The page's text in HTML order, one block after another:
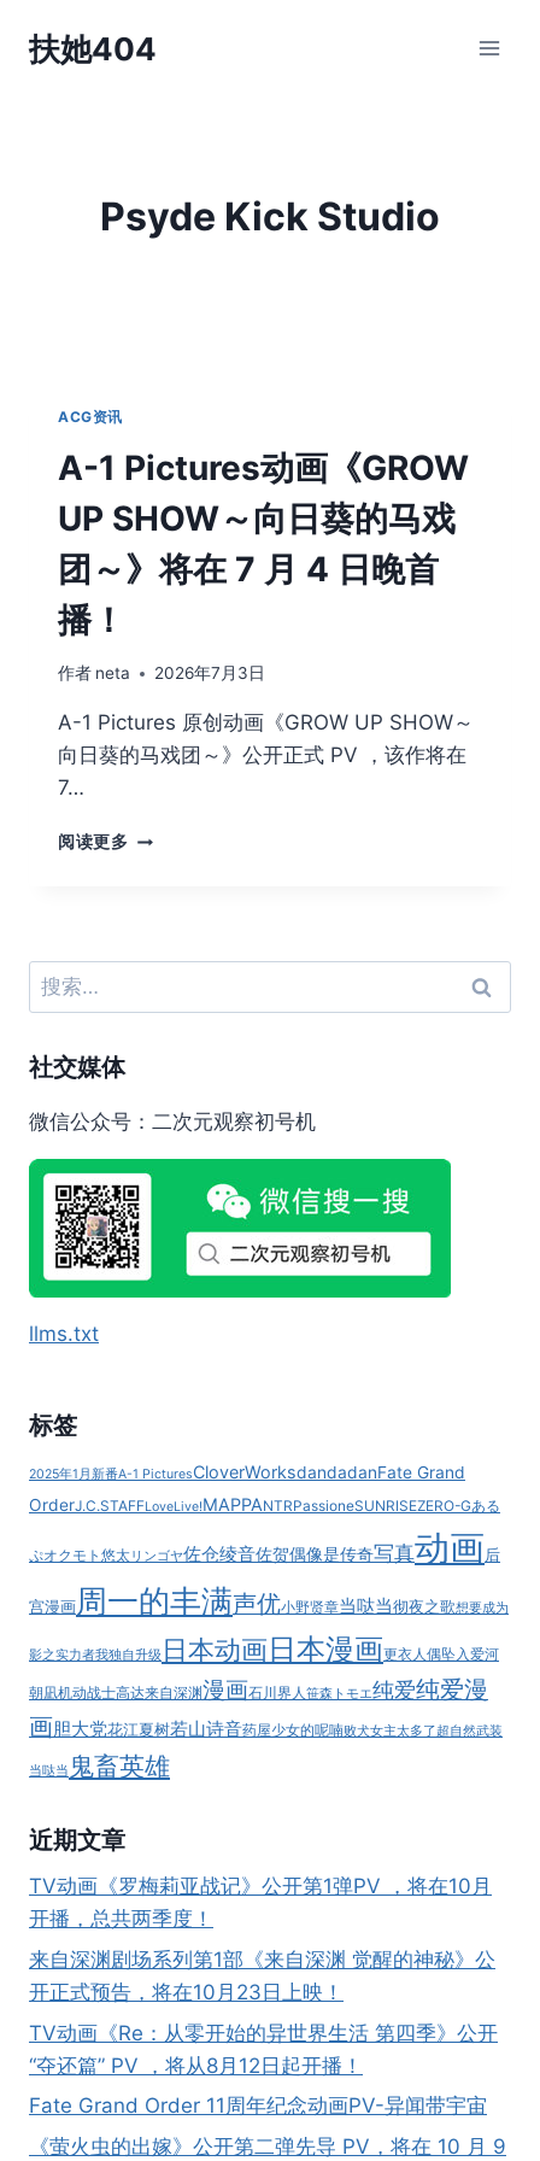
扶她404
Psyde Kick Studio
ACG资讯
A-1 Pictures动画《GROW
UP SHOW～向日葵的马戏
团～》将在 7 月 4 日晚首
播！
作者 neta 2026年7月3日
A-1 Pictures 原创动画《GROW UP SHOW～
向日葵的马戏团～》公开正式 PV ，该作将在
7…
阅读更多 A-
《GROW
SHOW
葵
马
戏
团
～》
将
在
播！
搜
索：
社交媒体
微信公众号：二次元观察初号机
llms.txt
标签
2025年1月新番A-1 PicturesCloverWorksdandadanFate Grand
OrderJ.C.STAFFLoveLive!MAPPANTRPassioneSUNRISEZERO-Gある
ぷオクモト悠太リンゴヤ佐仓绫音佐贺偶像是传奇写真动画后
宫漫画周一的丰满声优小野贤章当哒当彻夜之歌想要成为
影之实力者我独自升级 日本动画日本漫画更衣人偶坠入爱河
朝凪机动战士高达来自深渊漫画石川界人笹森トモエ纯爱纯爱漫
画胆大党花江夏树若山诗音药屋少女的呢喃败犬女主太多了超自然武装
当哒当 鬼畜英雄
近期文章
TV动画《罗梅莉亚战记》公开第1弹PV ，将在10月
开播，总共两季度！
来自深渊剧场系列第1部《来自深渊 觉醒的神秘》公
开正式预告，将在10月23日上映！
TV动画《Re：从零开始的异世界生活 第四季》公开
“夺还篇” PV ，将从8月12日起开播！
Fate Grand Order 11周年纪念动画PV-异闻带宇宙
《萤火虫的出嫁》公开第二弹先导 PV，将在 10 月 9